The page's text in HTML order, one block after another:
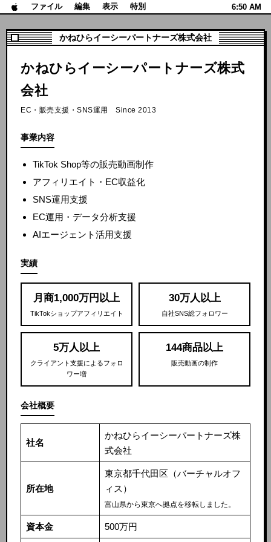
ファイル 編集 表示 特別 6:50 AM
かねひらイーシーパートナーズ株式会社
かねひらイーシーパートナーズ株式
会社
EC・販売支援・SNS運用 Since 2013
事業内容
TikTok Shop等の販売動画制作
アフィリエイト・EC収益化
SNS運用支援
EC運用・データ分析支援
AIエージェント活用支援
実績
月商1,000万円以上
TikTokショップアフィリエイト
30万人以上
自社SNS総フォロワー
5万人以上
クライアント支援によるフォロ
ワー増
144商品以上
販売動画の制作
会社概要
社名
かねひらイーシーパートナーズ株
式会社
所在地
東京都千代田区（バーチャルオフ
ィス）
富山県から東京へ拠点を移転しました。
資本金 500万円